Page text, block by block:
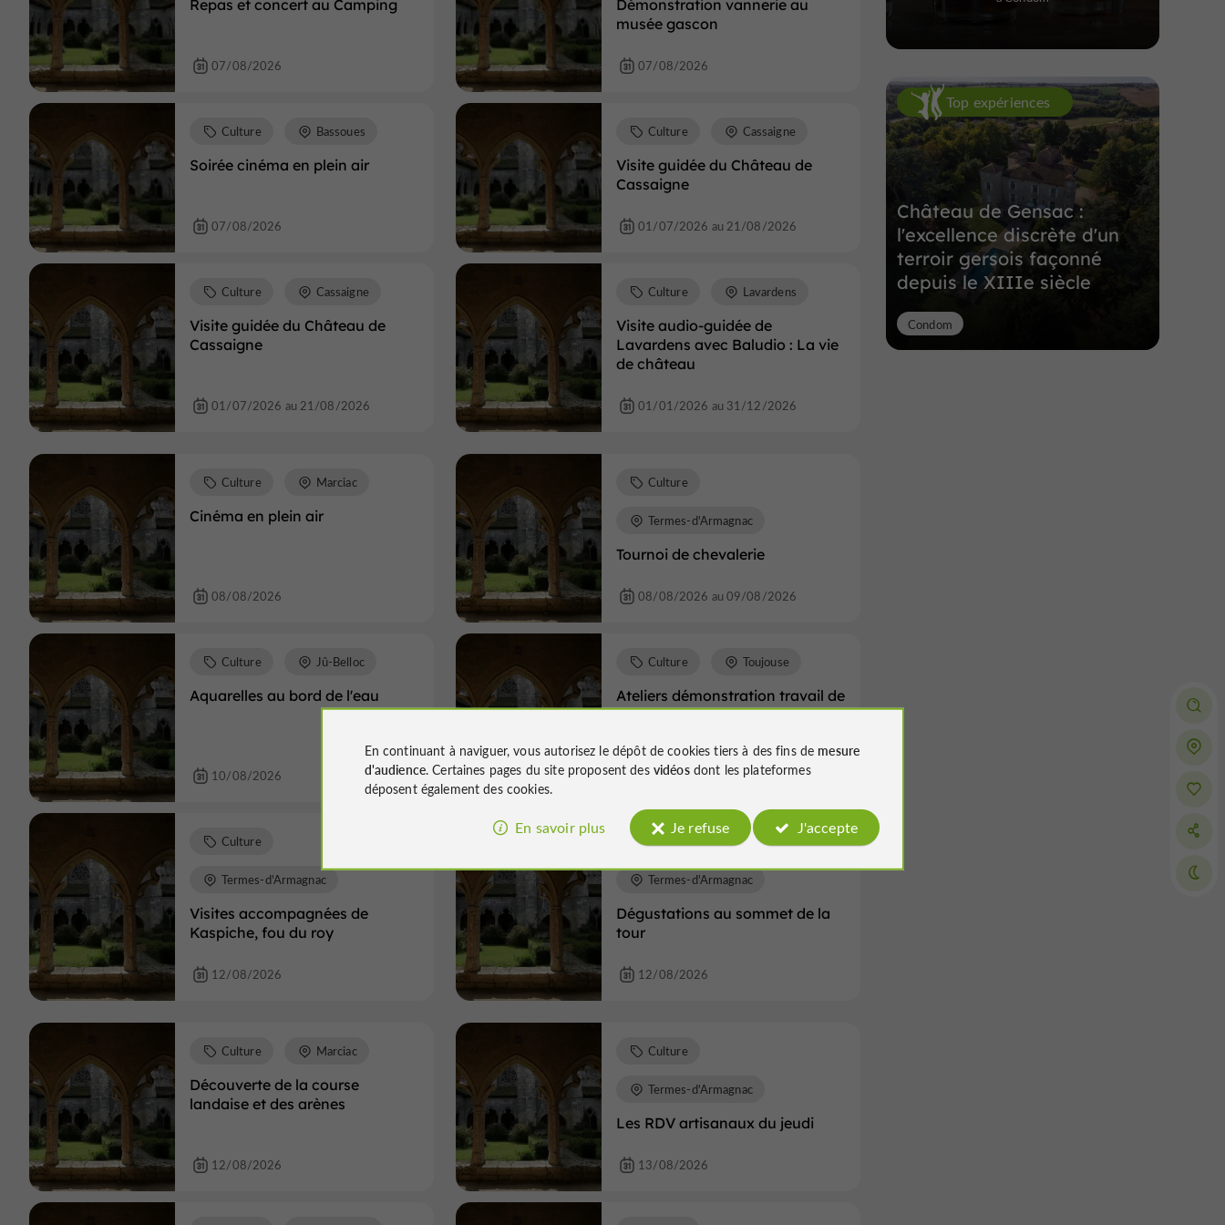
Repas et concert au Camping
07/08/2026
Démonstration vannerie au
musée gascon
07/08/2026
Soirée cinéma en plein air
Culture Bassoues
07/08/2026
Visite guidée du Château de
Cassaigne
Culture Cassaigne
01/07/2026 au 21/08/2026
Visite guidée du Château de
Cassaigne
Culture Cassaigne
01/07/2026 au 21/08/2026
Visite audio-guidée de
Lavardens avec Baludio : La vie
de château
Culture Lavardens
01/01/2026 au 31/12/2026
Cinéma en plein air
Culture Marciac
08/08/2026
Tournoi de chevalerie
Culture
Termes-d'Armagnac
08/08/2026 au 09/08/2026
Aquarelles au bord de l'eau
Culture Jû-Belloc
10/08/2026
Ateliers démonstration travail de
la laine au Musée du Paysan
Culture Toujouse
11/08/2026
Visites accompagnées de
Kaspiche, fou du roy
Culture
Termes-d'Armagnac
12/08/2026
Dégustations au sommet de la
tour
Termes-d'Armagnac
12/08/2026
Découverte de la course
landaise et des arènes
Culture Marciac
12/08/2026
Les RDV artisanaux du jeudi
Culture
Termes-d'Armagnac
13/08/2026
Top expériences
Château de Gensac :
l'excellence discrète d'un
terroir gersois façonné
depuis le XIIIe siècle
Condom
En continuant à naviguer, vous autorisez le dépôt de cookies tiers à des fins de mesure
d'audience. Certaines pages du site proposent des vidéosdont les plateformes
déposent également des cookies.
En savoir plus Je refuse J'accepte